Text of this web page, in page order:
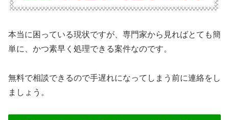
本当に困っている現状ですが、専門家から見ればとても簡
単に、かつ素早く処理できる案件なのです。
無料で相談できるので手遅れになってしまう前に連絡をし
ましょう。